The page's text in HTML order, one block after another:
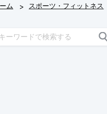
ム > スポーツ・フィットネス